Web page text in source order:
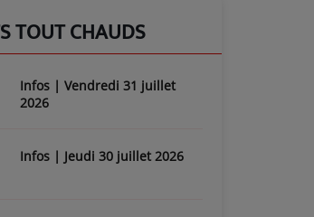
TOUT CHAUDS
Infos | Vendredi 31 juillet
2026
Infos | Jeudi 30 juillet 2026